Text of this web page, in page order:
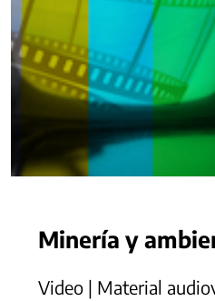
Minería y
Video | Material